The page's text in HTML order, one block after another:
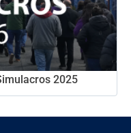
2025